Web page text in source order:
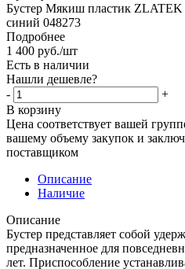
Бустер Мякиш пластик
синий 048273
Подробнее
1 400 руб./шт
Есть в наличии
Нашли дешевле?
-
+
В корзину
Цена соответствует вашей
вашему объему закупок и
поставщиком
Описание
Наличие
Описание
Бустер представляет собой
предназначенное для
лет. Приспособление